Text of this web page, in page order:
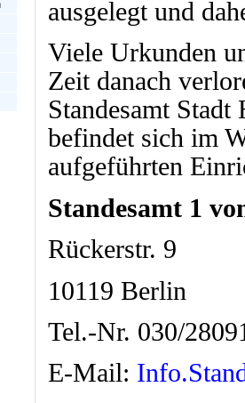
ausgelegt und
Viele Urkunden
Zeit danach
Standesamt
befindet sich im
aufgeführten
Standesamt 1
Rückerstr. 9
10119 Berlin
Tel.-Nr. 030/
E-Mail: